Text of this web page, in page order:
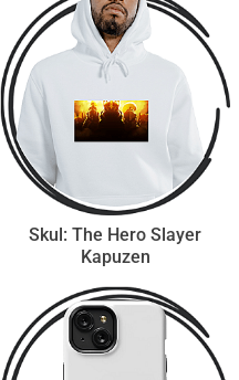
Skul: The Hero Slayer
Kapuzen